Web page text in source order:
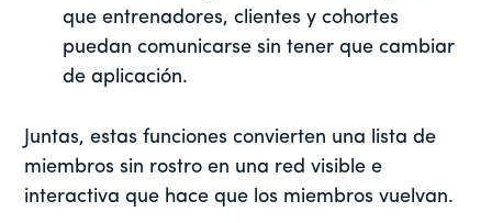
que entrenadores, clientes y cohortes
puedan comunicarse sin tener que cambiar
de aplicación.
Juntas, estas funciones convierten una lista de
miembros sin rostro en una red visible e
interactiva que hace que los miembros vuelvan.